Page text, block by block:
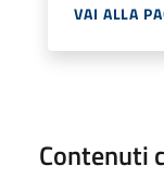
VAI ALLA
Contenuti